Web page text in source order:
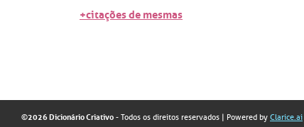
+citações de mesmas
©2026 Dicionário Criativo - Todos os direitos reservados | Powered by Clarice.ai